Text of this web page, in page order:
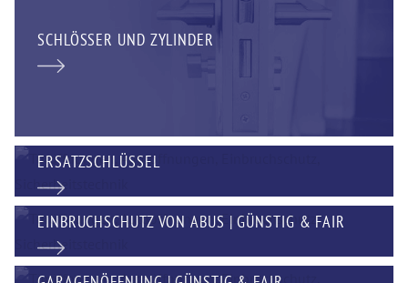
SCHLÖSSER UND ZYLINDER
ERSATZSCHLÜSSEL
EINBRUCHSCHUTZ VON ABUS | GÜNSTIG & FAIR